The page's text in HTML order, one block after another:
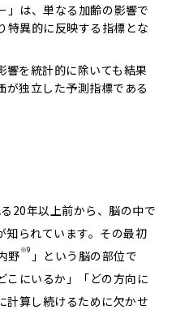
」は、単なる加齢の影響で
特異的に反映する指標とな
響を統計的に除いても結果
が独立した予測指標である
20年以上前から、脳の中で
知られています。その最初
野※9 」という脳の部位で
こにいるか」「どの方向に
計算し続けるために欠かせ